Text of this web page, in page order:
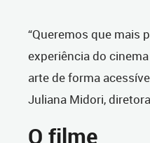
“Queremos que mais
experiência do
arte de forma
Juliana Midori,
O filme